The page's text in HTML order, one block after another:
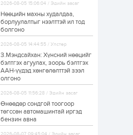
юм
1 өдөр
дугаар сондгой
тоогоор төгссөн бол
авна
1 өдөр 0
тулгамдаж буй
асуудлуудыг долоо
хоног бүр Засгийн
газрын...
2026-08-05 15:06:04 / Эдийн засаг
Нөөцийн махны худалдаа,
борлуулалтыг нээлттэй ил тод
болгоно
2026-08-05 14:44:55 / Улстөр
З.Мэндсайхан: Хүнсний нөөцийг
бэлтгэх агуулах, зоорь бэлтгэх
ААН-үүдэд хөнгөлөлттэй зээл
олгоно
2026-08-05 11:56:28 / Эдийн засаг
Өнөөдөр сондгой тоогоор
төгссөн автомашинтай иргэд
бензин авна